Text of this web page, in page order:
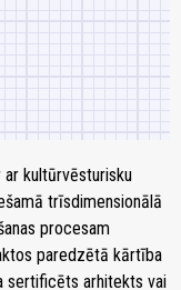
kultūrvēsturisku
trīsdimensionālā
procesam
paredzētā kārtība
sertificēts arhitekts vai